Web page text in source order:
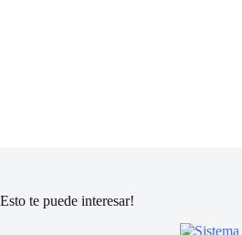
Esto te puede interesar!